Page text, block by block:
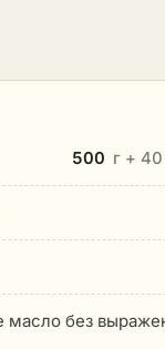
500 г +
масло без